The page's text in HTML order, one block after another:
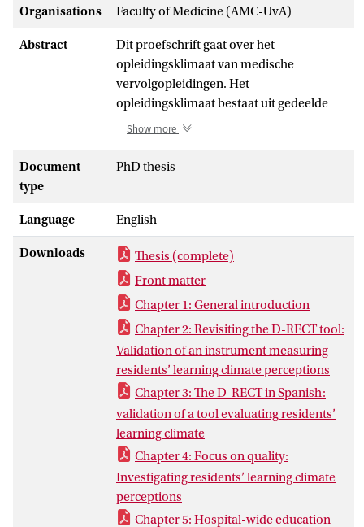
Organisations Faculty of Medicine (AMC-UvA)
Abstract
Dit proefschrift gaat over het
opleidingsklimaat van medische
vervolgopleidingen. Het
opleidingsklimaat bestaat uit gedeelde
percepties van artsen in opleiding tot
informele aspecten van de opleiding. Het
opleidingsklimaat van medische
vervolgopleidingen te meten, verklaren
en de relatie van deze klimaten met
patiëntveiligheid te onderzoeken. Met
zeven wetenschappelijke studies kwamen
wij tot de volgende nieuwe perspectieven:
(1) het opleidingsklimaat kan en zou
onderzocht moeten worden op het
afdelingsniveau, (2) de D-RECT
operationaliseert het opleidingsklimaat
met generaliseerbare domeinen, (3) het
longitudinaal evalueren van
opleidingsklimaten kan bijdragen aan
continue verbetering, (4) om verbetering
van het opleidingsklimaat goed te
onderzoeken moet rekening gehouden
worden met absolute scores én met de
Show more
Document
type
PhD thesis
Language English
Downloads
Thesis (complete)
Front matter
Chapter 1: General introduction
Chapter 2: Revisiting the D-RECT tool:
Validation of an instrument measuring
residents’ learning climate perceptions
Chapter 3: The D-RECT in Spanish:
validation of a tool evaluating residents’
learning climate
Chapter 4: Focus on quality:
Investigating residents’ learning climate
perceptions
Chapter 5: Hospital-wide education